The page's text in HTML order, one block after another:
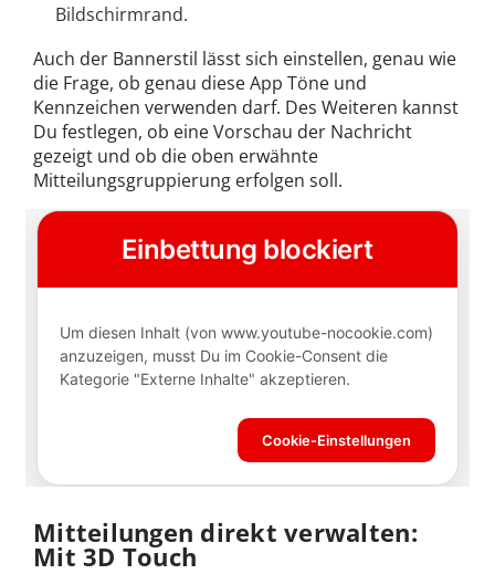
Bildschirmrand.
Auch der Bannerstil lässt sich einstellen, genau wie
die Frage, ob genau diese App Töne und
Kennzeichen verwenden darf. Des Weiteren kannst
Du festlegen, ob eine Vorschau der Nachricht
gezeigt und ob die oben erwähnte
Mitteilungsgruppierung erfolgen soll.
Mitteilungen direkt verwalten:
Mit 3D Touch